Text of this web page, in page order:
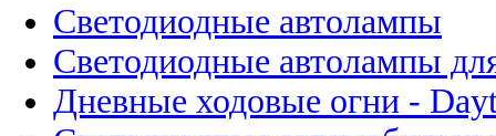
Светодиодные автолампы
Светодиодные автолампы
Дневные ходовые огни -